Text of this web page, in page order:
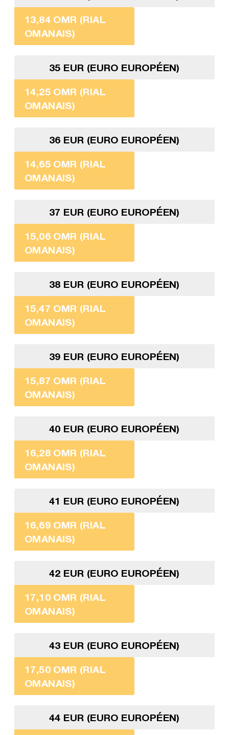
13,84 OMR (RIAL
OMANAIS)
35 EUR (EURO EUROPÉEN)
14,25 OMR (RIAL
OMANAIS)
36 EUR (EURO EUROPÉEN)
14,65 OMR (RIAL
OMANAIS)
37 EUR (EURO EUROPÉEN)
15,06 OMR (RIAL
OMANAIS)
38 EUR (EURO EUROPÉEN)
15,47 OMR (RIAL
OMANAIS)
39 EUR (EURO EUROPÉEN)
15,87 OMR (RIAL
OMANAIS)
40 EUR (EURO EUROPÉEN)
16,28 OMR (RIAL
OMANAIS)
41 EUR (EURO EUROPÉEN)
16,69 OMR (RIAL
OMANAIS)
42 EUR (EURO EUROPÉEN)
17,10 OMR (RIAL
OMANAIS)
43 EUR (EURO EUROPÉEN)
17,50 OMR (RIAL
OMANAIS)
44 EUR (EURO EUROPÉEN)